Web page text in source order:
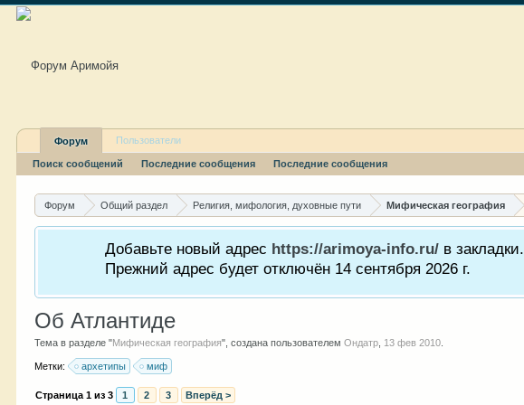
Форум Общий раздел Религия, мифология, духовные пути Мифическая география
Добавьте новый адрес https://arimoya-info.ru/ в закладки.
Прежний адрес будет отключён 14 сентября 2026 г.
Об Атлантиде
Тема в разделе "Мифическая география", создана пользователемОндатр 13 фев 2010
Метки: архетипы миф
Страница 1 из 3 1 2 3 Вперёд >
Форум
Поиск сообщений Последние сообщения Последние сообщения
Пользователи